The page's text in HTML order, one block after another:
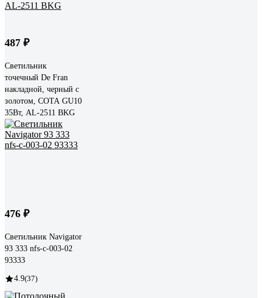
487 ₽
Светильник
точечный De Fran
накладной, черный с
золотом, СОТА GU10
35Вт, AL-2511 BKG
476 ₽
Светильник Navigator
93 333 nfs-c-003-02
93333
4.9(37)